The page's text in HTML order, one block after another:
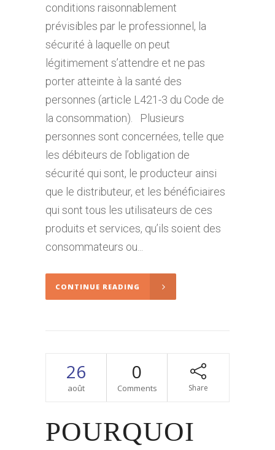
conditions raisonnablement
prévisibles par le professionnel, la
sécurité à laquelle on peut
légitimement s’attendre et ne pas
porter atteinte à la santé des
personnes (article L421-3 du Code de
la consommation). Plusieurs
personnes sont concernées, telle que
les débiteurs de l’obligation de
sécurité qui sont, le producteur ainsi
que le distributeur, et les bénéficiaires
qui sont tous les utilisateurs de ces
produits et services, qu’ils soient des
consommateurs ou...
CONTINUE READING
26
août
0
Comments Share
POURQUOI